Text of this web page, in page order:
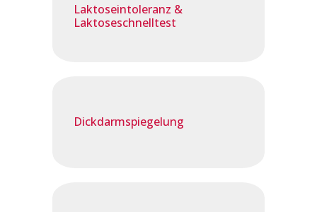
Laktoseintoleranz &
Laktoseschnelltest
Dickdarmspiegelung